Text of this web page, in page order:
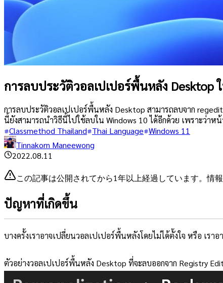
การลบประวัติวอลเปเปอร์พื้นหลัง Desktop
การลบประวัติวอลเปเปอร์พื้นหลัง Desktop สามารถลบจาก
นี้ยังสามารถนำวิธีนี้ไปใช้ลบใน Windows 10 ได้อีกด้วย เพราะว่า
Classmethod Thailand Thai Language Windows 11
Tinnakorn Maneewong
2022.08.11
この記事は公開されてから1年以上経過しています。情
ปัญหาที่เกิดขึ้น
บางครั้งเราอาจเปลี่ยนวอลเปเปอร์พื้นหลังโดยไม่ได้ตั้งใจ หรือ เรา
ตัวอย่างวอลเปเปอร์พื้นหลัง Desktop ที่จะลบออกจาก Registry